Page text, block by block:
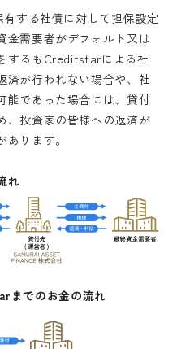
する社債に対して担保設定
金需要者がデフォルト又は
するもCreditstarによる社
済が行われない場合や、社
能であった場合には、貸付
、投資家の皆様への返済が
ります。
れ
までのお金の流れ